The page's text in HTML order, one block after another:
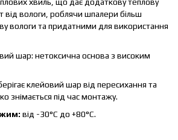
хвиль, що дає додаткову теплову
від вологи, роблячи шпалери більш
вологи та придатними для використання
шар: нетоксична основа з високим
клейовий шар від пересихання та
знімається під час монтажу.
від -30°C до +80°C.